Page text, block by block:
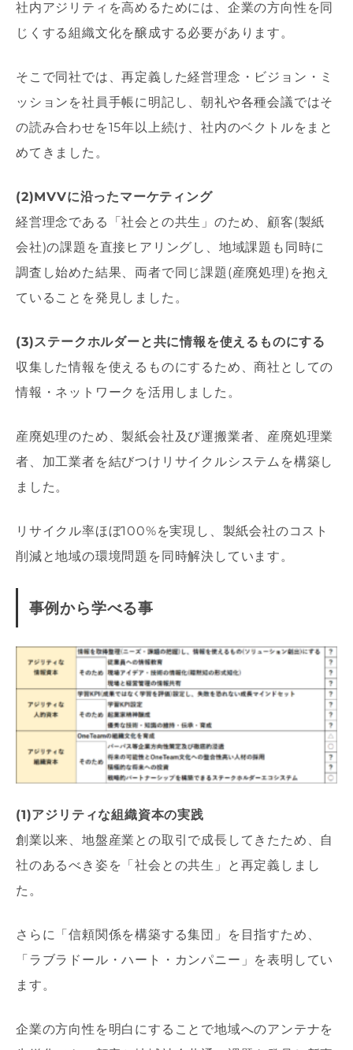
社内アジリティを高めるためには、企業の方向性を同
じくする組織文化を醸成する必要があります。
そこで同社では、再定義した経営理念・ビジョン・ミ
ッションを社員手帳に明記し、朝礼や各種会議ではそ
の読み合わせを15年以上続け、社内のベクトルをまと
めてきました。
(2)MVVに沿ったマーケティング
経営理念である「社会との共生」のため、顧客(製紙
会社)の課題を直接ヒアリングし、地域課題も同時に
調査し始めた結果、両者で同じ課題(産廃処理)を抱え
ていることを発見しました。
(3)ステークホルダーと共に情報を使えるものにする
収集した情報を使えるものにするため、商社としての
情報・ネットワークを活用しました。
産廃処理のため、製紙会社及び運搬業者、産廃処理業
者、加工業者を結びつけリサイクルシステムを構築し
ました。
リサイクル率ほぼ100%を実現し、製紙会社のコスト
削減と地域の環境問題を同時解決しています。
事例から学べる事
(1)アジリティな組織資本の実践
創業以来、地盤産業との取引で成長してきたため、自
社のあるべき姿を「社会との共生」と再定義しまし
た。
さらに「信頼関係を構築する集団」を目指すため、
「ラブラドール・ハート・カンパニー」を表明してい
ます。
企業の方向性を明白にすることで地域へのアンテナを